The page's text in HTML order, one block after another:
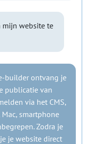
mijn website te
builder ontvang je
publicatie van
via het CMS,
smartphone
Zodra je
je website direct